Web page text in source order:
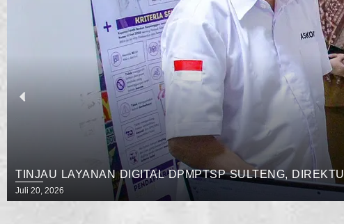
TINJAU LAYANAN DIGITAL DPMPTSP SULTENG,
Juli 20, 2026